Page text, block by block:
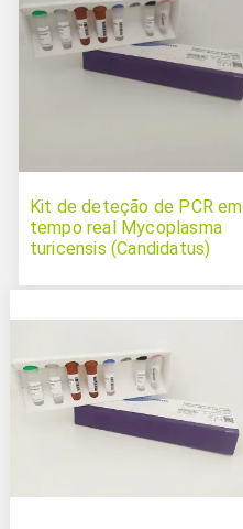
Kit de deteção de PCR em
tempo real Mycoplasma
turicensis (Candidatus)